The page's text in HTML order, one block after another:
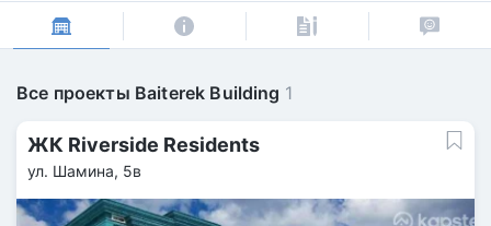
Все проекты Baiterek Building 1
ЖК Riverside Residents
ул. Шамина, 5в